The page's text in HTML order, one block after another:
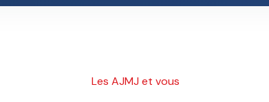
Les AJMJ et vous